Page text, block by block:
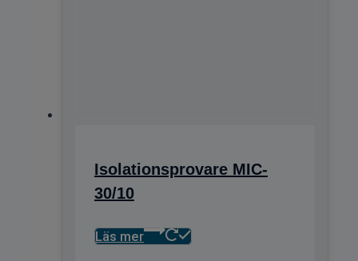
Isolationsprovare MIC-
30/10
Läs mer